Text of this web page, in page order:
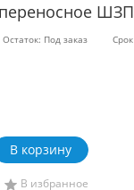
Остаток: Под заказ
В корзину
В избранное